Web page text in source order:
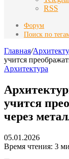
RSS
Форум
Поиск по
Главная/
учится
Архитектура
учится
через
05.01.2026
Время чтения: 3